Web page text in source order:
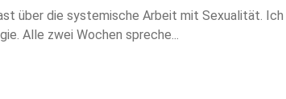
über die systemische Arbeit mit Sexualität.
Alle zwei Wochen spreche...